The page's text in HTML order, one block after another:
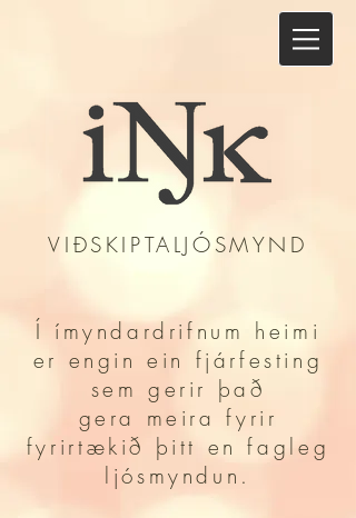
VIÐSKIPTALJÓSMYND
Í ímyndardrifnum heimi
er engin ein fjárfesting
sem gerir það
gera meira fyrir
fyrirtækið þitt en fagleg
ljósmyndun.